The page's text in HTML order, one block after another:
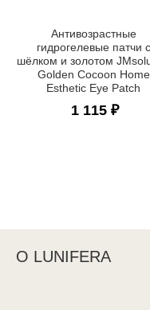
Антивозрастные
гидрогелевые патчи с
шёлком и золотом
Golden Cocoon Home
Esthetic Eye Patch
1 115 ₽
О LUNIFERA